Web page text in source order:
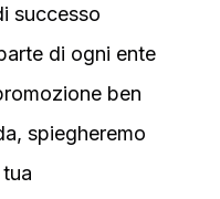
successo
di ogni ente
ben
spiegheremo